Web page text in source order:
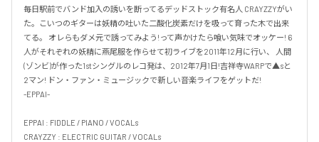
毎日駅前でバンド加入の誘いを断ってるデッドストック有名人 CRAYZZYがい
た。こいつのギターは妖精の吐いた二酸化炭素だけを吸って育った木で出来
てる。 オレらもダメ元で誘ってみよう!って声かけたら喰い気味でオッケー! 6
人がそれぞれの妖精に燕尾服を作らせて初ライブを2011年12月に行い、 人間
(ゾンビ)が作った1stシングルのレコ発は、2012年7月1日!吉祥寺WARPで▲sと
2マン! ドン・ファン・ミュージックで新しい音楽ライフをゲットだ!
-EPPAI-
EPPAI : FIDDLE / PIANO / VOCALs
CRAYZZY : ELECTRIC GUITAR / VOCALs